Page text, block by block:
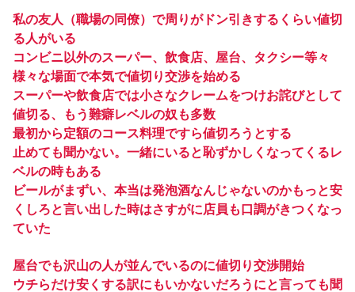
私の友人（職場の同僚）で周りがドン引きするくらい値切
る人がいる
コンビニ以外のスーパー、飲食店、屋台、タクシー等々
様々な場面で本気で値切り交渉を始める
スーパーや飲食店では小さなクレームをつけお詫びとして
値切る、もう難癖レベルの奴も多数
最初から定額のコース料理ですら値切ろうとする
止めても聞かない。一緒にいると恥ずかしくなってくるレ
ベルの時もある
ビールがまずい、本当は発泡酒なんじゃないのかもっと安
くしろと言い出した時はさすがに店員も口調がきつくなっ
ていた
屋台でも沢山の人が並んでいるのに値切り交渉開始
ウチらだけ安くする訳にもいかないだろうにと言っても聞